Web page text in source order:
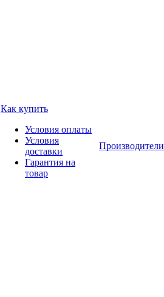
Как купить
Условия оплаты
Условия
доставки
Гарантия на
товар
Производители